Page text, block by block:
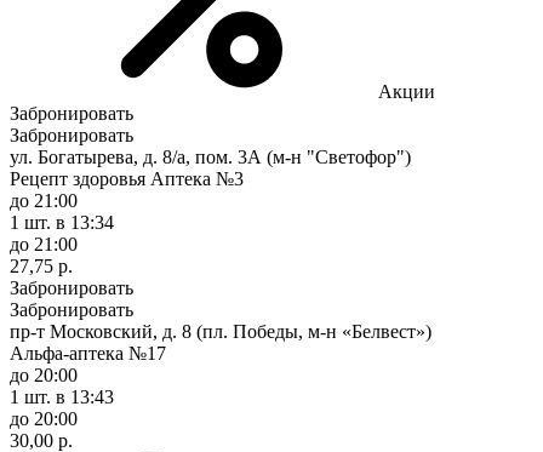
Акции
Забронировать
Забронировать
ул. Богатырева, д. 8/а, пом. 3А (м-н "Светофор")
Рецепт здоровья Аптека №3
до 21:00
1 шт. в 13:34
до 21:00
27,75 р.
Забронировать
Забронировать
пр-т Московский, д. 8 (пл. Победы, м-н «Белвест»)
Альфа-аптека №17
до 20:00
1 шт. в 13:43
до 20:00
30,00 р.